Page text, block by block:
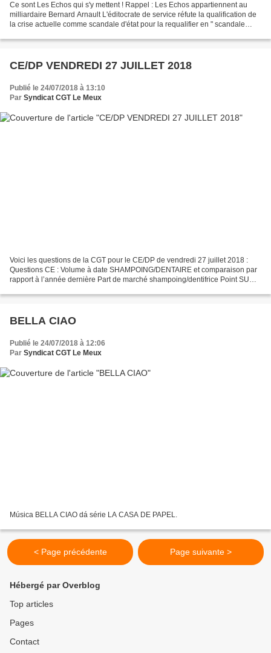
Ce sont Les Echos qui s'y mettent ! Rappel : Les Echos appartiennent au
milliardaire Bernard Arnault L'éditocrate de service réfute la qualification de
la crise actuelle comme scandale d'état pour la requalifier en " scandale
CE/DP VENDREDI 27 JUILLET 2018
Publié le 24/07/2018 à 13:10
Par Syndicat CGT Le Meux
Voici les questions de la CGT pour le CE/DP de vendredi 27 juillet 2018 :
Questions CE : Volume à date SHAMPOING/DENTAIRE et comparaison par
rapport à l’année dernière Part de marché shampoing/dentifrice Point SUR
BELLA CIAO
Publié le 24/07/2018 à 12:06
Par Syndicat CGT Le Meux
Música BELLA CIAO dá série LA CASA DE PAPEL.
< Page précédente Page suivante >
Hébergé par Overblog
Top articles
Pages
Contact